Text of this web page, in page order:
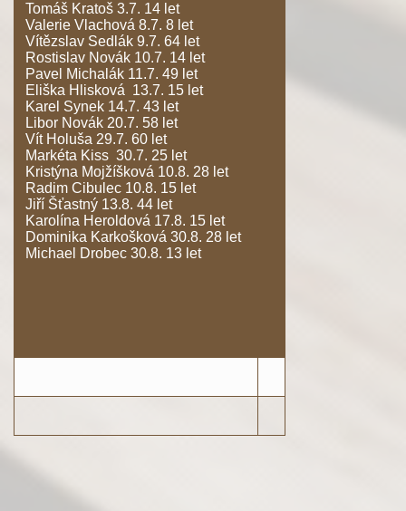
Tomáš Kratoš 3.7. 14 let
Valerie Vlachová 8.7. 8 let
Vítězslav Sedlák 9.7. 64 let
Rostislav Novák 10.7. 14 let
Pavel Michalák 11.7. 49 let
Eliška Hlisková 13.7. 15 let
Karel Synek 14.7. 43 let
Libor Novák 20.7. 58 let
Vít Holuša 29.7. 60 let
Markéta Kiss 30.7. 25 let
Kristýna Mojžíšková 10.8. 28 let
Radim Cibulec 10.8. 15 let
Jiří Šťastný 13.8. 44 let
Karolína Heroldová 17.8. 15 let
Dominika Karkošková 30.8. 28 let
Michael Drobec 30.8. 13 let